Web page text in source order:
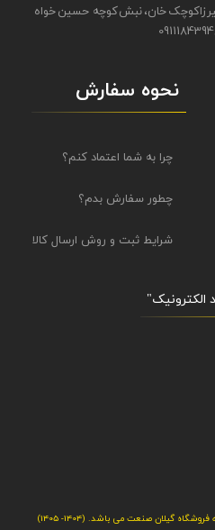
میرزاکوچک خان، نبش کوچه حسین خواه
نحوه سفارش
چرا به شما اعتماد کنم؟
چطور سفارش بدم؟
شرایط ثبت و روش ارسال کالا
گیلان صنعت می باشد. (1404- 1405)
الکترونیک​​​​​​​"